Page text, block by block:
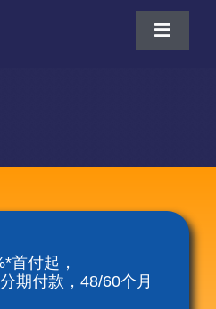
Toggle
首付起，
期付款，48/60个月